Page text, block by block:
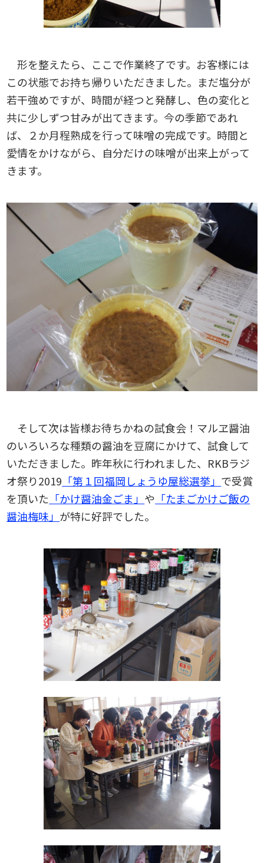
形を整えたら、ここで作業終了です。お客様には
この状態でお持ち帰りいただきました。まだ塩分が
若干強めですが、時間が経つと発酵し、色の変化と
共に少しずつ甘みが出てきます。今の季節であれ
ば、２か月程熟成を行って味噌の完成です。時間と
愛情をかけながら、自分だけの味噌が出来上がって
きます。
そして次は皆様お待ちかねの試食会！マルヱ醤油
のいろいろな種類の醤油を豆腐にかけて、試食して
いただきました。昨年秋に行われました、RKBラジ
オ祭り2019 「第１回福岡しょうゆ屋総選挙」 で受賞
を頂いた 「かけ醤油金ごま」 や 「たまごかけご飯の
醤油梅味」 が特に好評でした。